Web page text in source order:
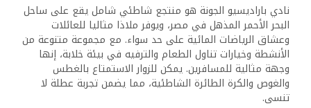
نادي باراديسيو الجونة هو منتجع شاطئي شامل يقع على ساحل
البحر الأحمر المذهل في مصر، ويوفر ملاذا مثاليا للعائلات
وعشاق الرياضات المائية على حد سواء. مع مجموعة متنوعة من
الأنشطة وخيارات تناول الطعام والترفيه في بيئة خلابة، إنها
وجهة مثالية للمسافرين. يمكن للزوار الاستمتاع بالغطس
والغوص والكرة الطائرة الشاطئية، مما يضمن تجربة عطلة لا
تنسى.